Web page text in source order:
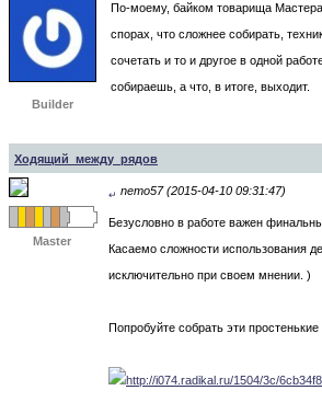
Builder
По-моему, байком товарища
спорах, что сложнее собирать,
сочетать и то и другое в одной
собираешь, а что, в итоге, выходит.
Ходящий_между_рядов
Master
↵ nemo57 (2015-04-10 09:31:47)
Безусловно в работе важен
Касаемо сложности использования
исключительно при своем мнении. )
Попробуйте собрать эти